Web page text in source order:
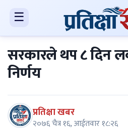
☰
सरकारले थप ८ दिन
निर्णय
प्रतिक्षा खबर
२०७६ चैत्र १६, आईतवार १८:२६